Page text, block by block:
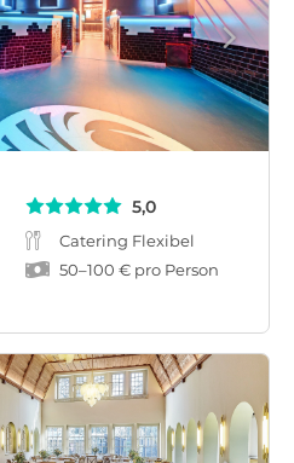
5,0
Catering Flexibel
50–100 € pro Person